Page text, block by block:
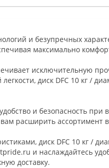
и безупречных
максимально
исключительную
диск DFC 10 кг /
и безопасность
вам расширить
диск DFC 10 кг /
и наслаждайтесь
доставку.